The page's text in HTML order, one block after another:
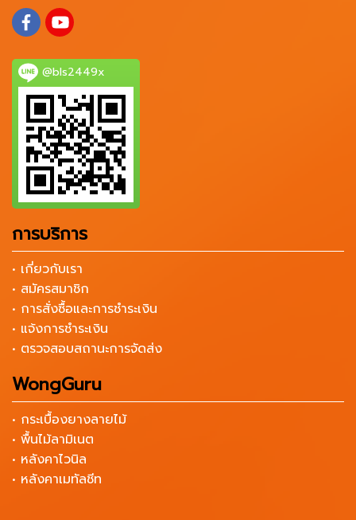
@bls2449x
การบริการ
• เกี่ยวกับเรา
• สมัครสมาชิก
• การสั่งซื้อและการชำระเงิน
• แจ้งการชำระเงิน
• ตรวจสอบสถานะการจัดส่ง
WongGuru
• กระเบื้องยางลายไม้
• พื้นไม้ลามิเนต
• หลังคาไวนิล
• หลังคาเมทัลชีท